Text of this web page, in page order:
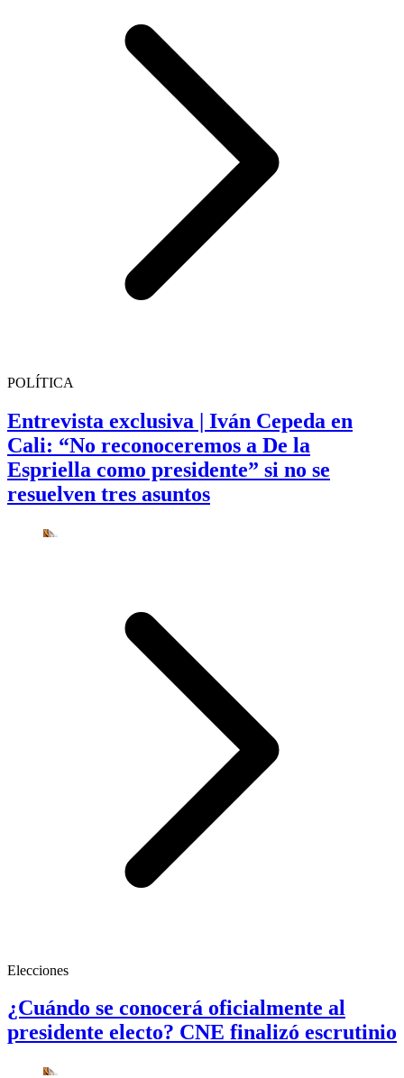
POLÍTICA
Entrevista exclusiva | Iván Cepeda en
Cali: “No reconoceremos a De la
Espriella como presidente” si no se
resuelven tres asuntos
Elecciones
¿Cuándo se conocerá oficialmente al
presidente electo? CNE finalizó escrutinio